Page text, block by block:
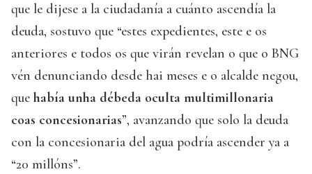
que le dijese a la ciudadanía a cuánto ascendía la
deuda, sostuvo que “estes expedientes, este e os
anteriores e todos os que virán revelan o que o BNG
vén denunciando desde hai meses e o alcalde negou,
que había unha débeda oculta multimillonaria
coas concesionarias”, avanzando que solo la deuda
con la concesionaria del agua podría ascender ya a
“20 millóns”.